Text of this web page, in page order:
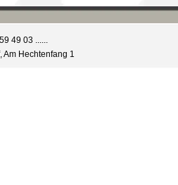
49 03 ......
Hechtenfang 1